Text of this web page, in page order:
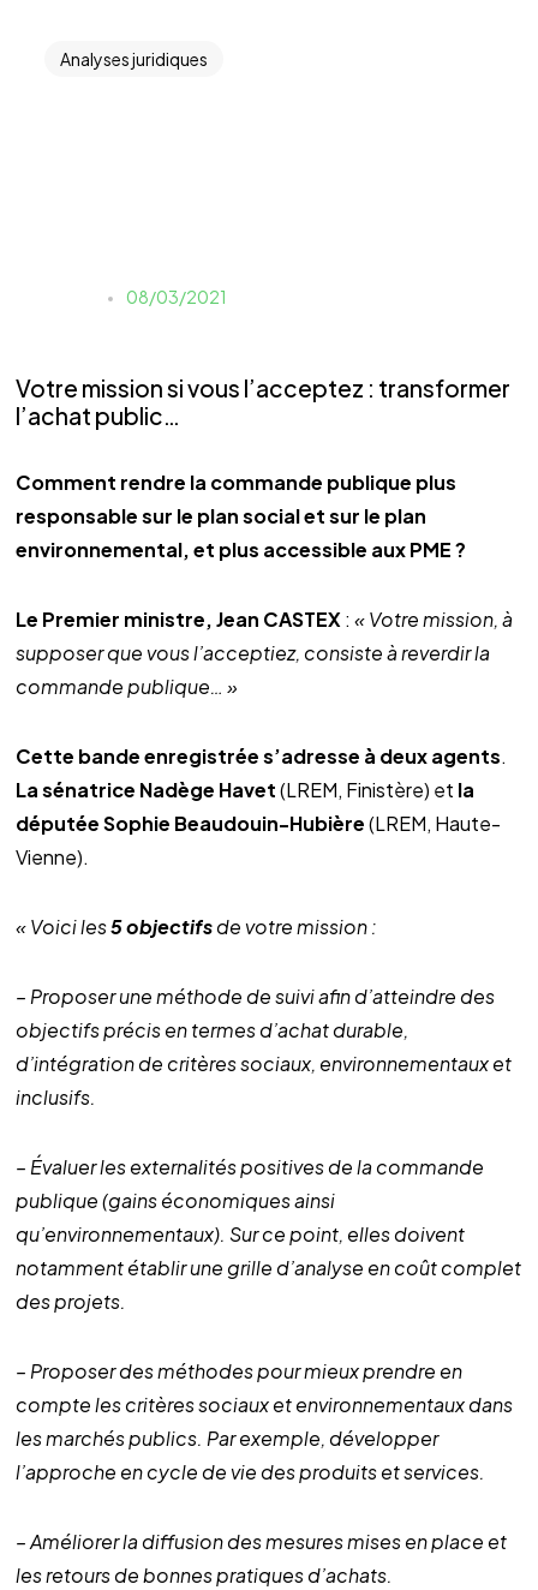
Analyses juridiques
08/03/2021
Votre mission si vous l’acceptez : transformer
l’achat public…
Comment rendre la commande publique plus
responsable sur le plan social et sur le plan
environnemental, et plus accessible aux PME ?
Le Premier ministre, Jean CASTEX: « Votre mission, à
supposer que vous l’acceptiez, consiste à reverdir la
commande publique… »
Cette bande enregistrée s’adresse à deux agents.
La sénatrice Nadège Havet(LREM, Finistère) et la
députée Sophie Beaudouin-Hubière(LREM, Haute-
Vienne).
« Voici les5 objectifsde votre mission :
– Proposer une méthode de suivi afin d’atteindre des
objectifs précis en termes d’achat durable,
d’intégration de critères sociaux, environnementaux et
inclusifs.
– Évaluer les externalités positives de la commande
publique (gains économiques ainsi
qu’environnementaux). Sur ce point, elles doivent
notamment établir une grille d’analyse en coût complet
des projets.
– Proposer des méthodes pour mieux prendre en
compte les critères sociaux et environnementaux dans
les marchés publics. Par exemple, développer
l’approche en cycle de vie des produits et services.
– Améliorer la diffusion des mesures mises en place et
les retours de bonnes pratiques d’achats.